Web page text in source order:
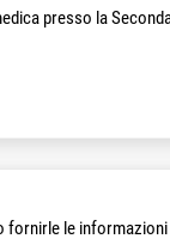
presso la
fornirle le informazioni